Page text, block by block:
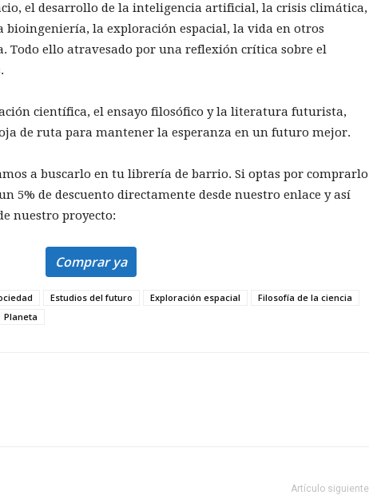
el desarrollo de la inteligencia artificial, la crisis climática,
la exploración espacial, la vida en otros
Todo ello atravesado por una reflexión crítica sobre el
científica, el ensayo filosófico y la literatura futurista,
de ruta para mantener la esperanza en un futuro mejor.
a buscarlo en tu librería de barrio. Si optas por comprarlo
5% de descuento directamente desde nuestro enlace y así
nuestro proyecto:
Comprar ya
Estudios del futuro Exploración espacial
Filosofía de la ciencia
Planeta
Artículo siguiente